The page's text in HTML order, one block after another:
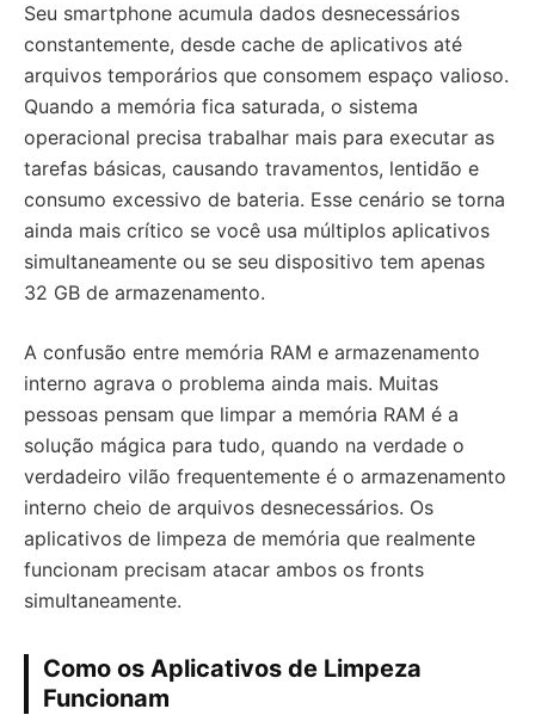
Seu smartphone acumula dados desnecessários
constantemente, desde cache de aplicativos até
arquivos temporários que consomem espaço valioso.
Quando a memória fica saturada, o sistema
operacional precisa trabalhar mais para executar as
tarefas básicas, causando travamentos, lentidão e
consumo excessivo de bateria. Esse cenário se torna
ainda mais crítico se você usa múltiplos aplicativos
simultaneamente ou se seu dispositivo tem apenas
32 GB de armazenamento.
A confusão entre memória RAM e armazenamento
interno agrava o problema ainda mais. Muitas
pessoas pensam que limpar a memória RAM é a
solução mágica para tudo, quando na verdade o
verdadeiro vilão frequentemente é o armazenamento
interno cheio de arquivos desnecessários. Os
aplicativos de limpeza de memória que realmente
funcionam precisam atacar ambos os fronts
simultaneamente.
Como os Aplicativos de Limpeza
Funcionam